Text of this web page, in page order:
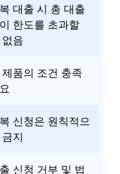
대출 시 총 대출
한도를 초과할
음
제품의 조건 충족
신청은 원칙적으
금지
신청 거부 및 법